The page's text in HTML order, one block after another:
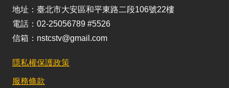
地址：臺北市大安區和平東路二段106號22樓
電話：02-25056789 #5526
信箱：nstcstv@gmail.com
隱私權保護政策
服務條款